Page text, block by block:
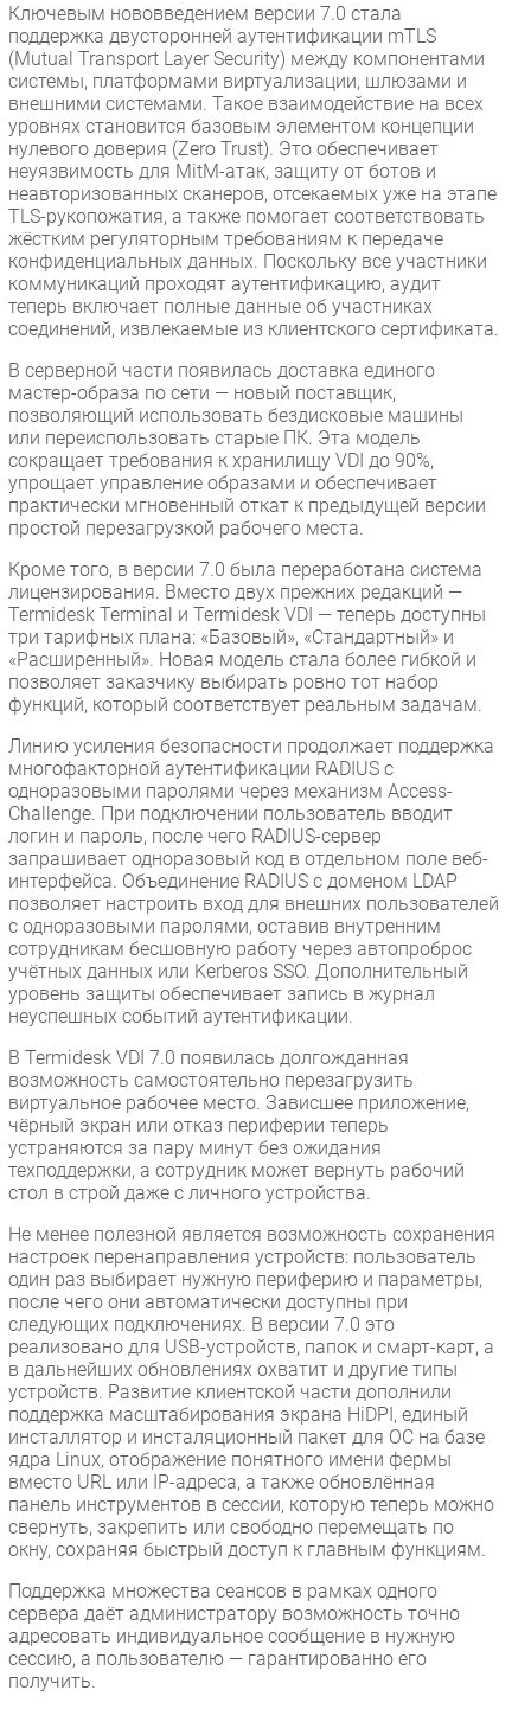
Проекты
IT класс
Тестовый стенд
Каталог компаний
Ключевым нововведением версии 7.0 стала
поддержка двусторонней аутентификации mTLS
(Mutual Transport Layer Security) между компонентами
системы, платформами виртуализации, шлюзами и
внешними системами. Такое взаимодействие на всех
уровнях становится базовым элементом концепции
нулевого доверия (Zero Trust). Это обеспечивает
неуязвимость для MitM-атак, защиту от ботов и
неавторизованных сканеров, отсекаемых уже на этапе
TLS-рукопожатия, а также помогает соответствовать
жёстким регуляторным требованиям к передаче
конфиденциальных данных. Поскольку все участники
коммуникаций проходят аутентификацию, аудит
теперь включает полные данные об участниках
соединений, извлекаемые из клиентского сертификата.
В серверной части появилась доставка единого
мастер-образа по сети — новый поставщик,
позволяющий использовать бездисковые машины
или переиспользовать старые ПК. Эта модель
сокращает требования к хранилищу VDI до 90%,
упрощает управление образами и обеспечивает
практически мгновенный откат к предыдущей версии
простой перезагрузкой рабочего места.
Кроме того, в версии 7.0 была переработана система
лицензирования. Вместо двух прежних редакций —
Termidesk Terminal и Termidesk VDI — теперь доступны
три тарифных плана: «Базовый», «Стандартный» и
«Расширенный». Новая модель стала более гибкой и
позволяет заказчику выбирать ровно тот набор
функций, который соответствует реальным задачам.
Линию усиления безопасности продолжает поддержка
многофакторной аутентификации RADIUS с
одноразовыми паролями через механизм Access-
Challenge. При подключении пользователь вводит
логин и пароль, после чего RADIUS-сервер
запрашивает одноразовый код в отдельном поле веб-
интерфейса. Объединение RADIUS с доменом LDAP
позволяет настроить вход для внешних пользователей
с одноразовыми паролями, оставив внутренним
сотрудникам бесшовную работу через автопроброс
учётных данных или Kerberos SSO. Дополнительный
уровень защиты обеспечивает запись в журнал
неуспешных событий аутентификации.
В Termidesk VDI 7.0 появилась долгожданная
возможность самостоятельно перезагрузить
виртуальное рабочее место. Зависшее приложение,
чёрный экран или отказ периферии теперь
устраняются за пару минут без ожидания
техподдержки, а сотрудник может вернуть рабочий
стол в строй даже с личного устройства.
Не менее полезной является возможность сохранения
настроек перенаправления устройств: пользователь
один раз выбирает нужную периферию и параметры,
после чего они автоматически доступны при
следующих подключениях. В версии 7.0 это
реализовано для USB-устройств, папок и смарт-карт, а
в дальнейших обновлениях охватит и другие типы
устройств. Развитие клиентской части дополнили
поддержка масштабирования экрана HiDPI, единый
инсталлятор и инсталяционный пакет для ОС на базе
ядра Linux, отображение понятного имени фермы
вместо URL или IP-адреса, а также обновлённая
панель инструментов в сессии, которую теперь можно
свернуть, закрепить или свободно перемещать по
окну, сохраняя быстрый доступ к главным функциям.
Поддержка множества сеансов в рамках одного
сервера даёт администратору возможность точно
адресовать индивидуальное сообщение в нужную
сессию, а пользователю — гарантированно его
получить.